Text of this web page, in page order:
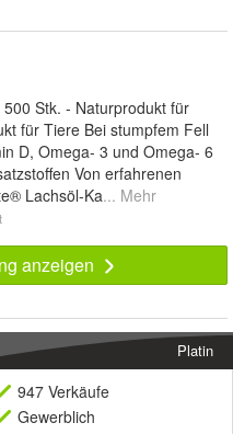
Stk. - Naturprodukt für
für Tiere Bei stumpfem Fell
D, Omega- 3 und Omega- 6
Von erfahrenen
Lachsöl-Ka... Mehr
anzeigen
Platin
947 Verkäufe
Gewerblich